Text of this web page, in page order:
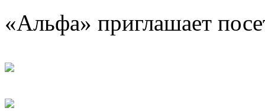
«Альфа» приглашает